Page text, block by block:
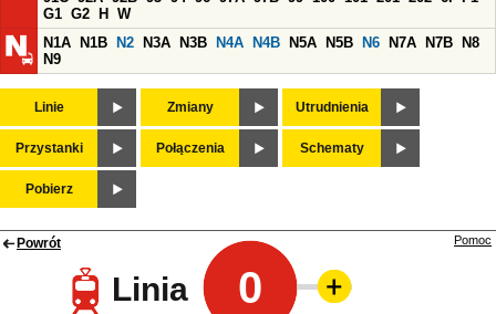
G1 G2 H
W
N1A
N1B N2 N3A N3B N4A N4B N5A N5B N6 N7A N7B
N8
N9
Linie Zmiany Utrudnienia
Przystanki Połączenia Schematy
Pobierz
Powrót
Linia 0
Pomoc